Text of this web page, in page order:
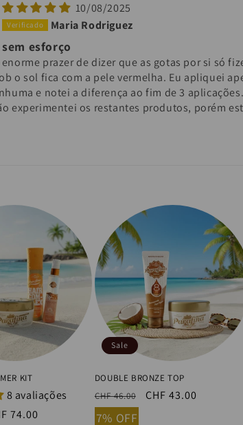
10/08/2025
Maria Rodriguez
esforço
prazer de dizer que as gotas por si só
o sol fica com a pele vermelha. Eu apliquei
e notei a diferença ao fim de 3 aplicações.
experimentei os restantes produtos, porém
KIT
8 avaliações
74.00
Sale
DOUBLE BRONZE TOP
Regular
price
CHF 46.00
Sale
CHF 43.00
7% OFF